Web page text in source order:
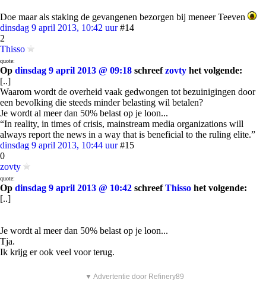
Doe maar als staking de gevangenen bezorgen bij meneer Teeven
dinsdag 9 april 2013, 10:42 uur #14
2
Thisso
quote:
Op dinsdag 9 april 2013 @ 09:18 schreefzovty het volgende:
[..]
Waarom wordt de overheid vaak gedwongen tot bezuinigingen door
een bevolking die steeds minder belasting wil betalen?
Je wordt al meer dan 50% belast op je loon...
“In reality, in times of crisis, mainstream media organizations will
always report the news in a way that is beneficial to the ruling elite.”
dinsdag 9 april 2013, 10:44 uur #15
0
zovty
quote:
Op dinsdag 9 april 2013 @ 10:42 schreefThisso het volgende:
[..]
Je wordt al meer dan 50% belast op je loon...
Tja.
Ik krijg er ook veel voor terug.
▼ Advertentie door Refinery89